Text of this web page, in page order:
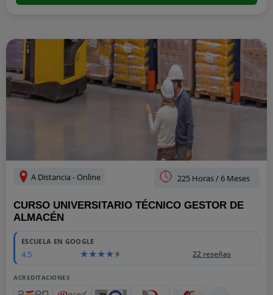
A Distancia - Online 225 Horas / 6 Meses
CURSO UNIVERSITARIO TÉCNICO GESTOR DE
ALMACÉN
ESCUELA EN GOOGLE
4.5 22 reseñas
ACREDITACIONES